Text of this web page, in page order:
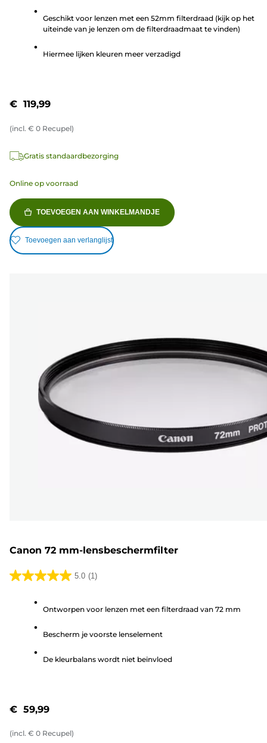
sterren.Geschikt voor lenzen met een 52mm filterdraad (kijk op het
uiteinde van je lenzen om de filterdraadmaat te vinden)
Hiermee lijken kleuren meer verzadigd
€ 119,99
(incl. € 0 Recupel)
Gratis standaardbezorging
Online op voorraad
TOEVOEGEN AAN WINKELMANDJE
Toevoegen aan verlanglijst
Canon 72 mm-lensbeschermfilter
5.0 (1)
5.0
sterren.
Ontworpen voor lenzen met een filterdraad van 72 mm
Bescherm je voorste lenselement
De kleurbalans wordt niet beïnvloed
€ 59,99
(incl. € 0 Recupel)